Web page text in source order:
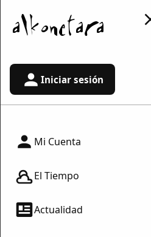
Iniciar sesión
Mi Cuenta
El Tiempo
Actualidad